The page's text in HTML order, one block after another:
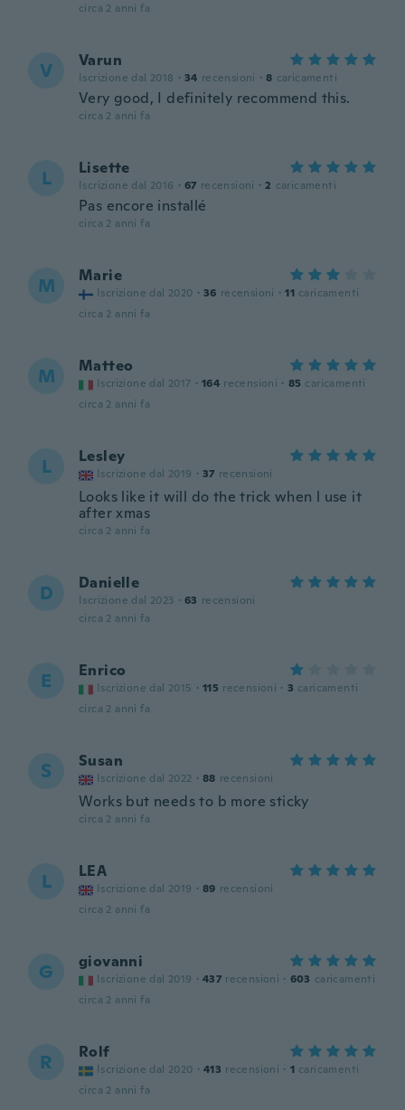
circa 2 anni fa
V Varun
Iscrizione dal 2018 · 34 recensioni · 8 caricamenti
Very good, I definitely recommend this.
circa 2 anni fa
L Lisette
Iscrizione dal 2016 · 67 recensioni · 2 caricamenti
Pas encore installé
circa 2 anni fa
M Marie
Iscrizione dal 2020 · 36 recensioni · 11 caricamenti
circa 2 anni fa
M Matteo
Iscrizione dal 2017 · 164 recensioni · 85 caricamenti
circa 2 anni fa
L Lesley
Iscrizione dal 2019 · 37 recensioni
Looks like it will do the trick when l use it
after xmas
circa 2 anni fa
D Danielle
Iscrizione dal 2023 · 63 recensioni
circa 2 anni fa
E Enrico
Iscrizione dal 2015 · 115 recensioni · 3 caricamenti
circa 2 anni fa
S Susan
Iscrizione dal 2022 · 88 recensioni
Works but needs to b more sticky
circa 2 anni fa
L LEA
Iscrizione dal 2019 · 89 recensioni
circa 2 anni fa
G giovanni
Iscrizione dal 2019 · 437 recensioni · 603 caricamenti
circa 2 anni fa
R Rolf
Iscrizione dal 2020 · 413 recensioni · 1 caricamenti
circa 2 anni fa